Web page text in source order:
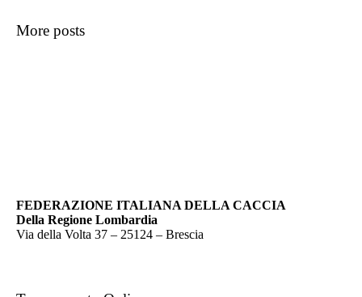
More posts
FEDERAZIONE ITALIANA DELLA CACCIA
Della Regione Lombardia
Via della Volta 37 – 25124 – Brescia